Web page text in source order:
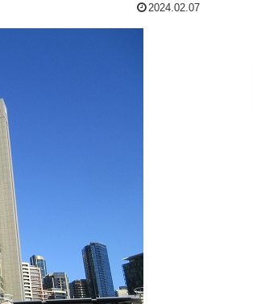
2024.02.07